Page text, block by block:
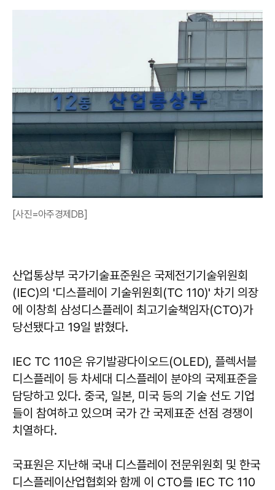
[사진=아주경제DB]
산업통상부 국가기술표준원은 국제전기기술위원회
(IEC)의 '디스플레이 기술위원회(TC 110)' 차기 의장
에 이창희 삼성디스플레이 최고기술책임자(CTO)가
당선됐다고 19일 밝혔다.
IEC TC 110은 유기발광다이오드(OLED), 플렉서블
디스플레이 등 차세대 디스플레이 분야의 국제표준을
담당하고 있다. 중국, 일본, 미국 등의 기술 선도 기업
들이 참여하고 있으며 국가 간 국제표준 선점 경쟁이
치열하다.
국표원은 지난해 국내 디스플레이 전문위원회 및 한국
디스플레이산업협회와 함께 이 CTO를 IEC TC 110